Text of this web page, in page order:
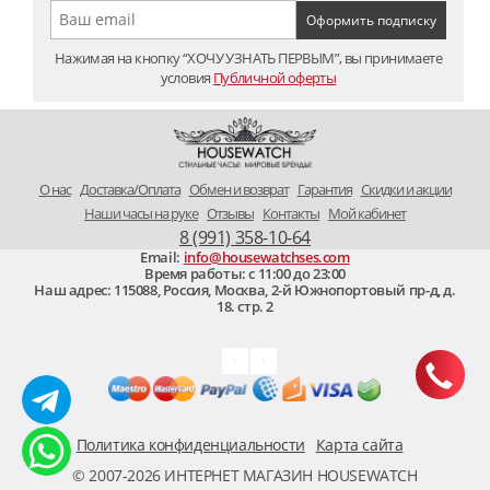
Нажимая на кнопку “ХОЧУ УЗНАТЬ ПЕРВЫМ”, вы принимаете
условия Публичной оферты
O нас Доставка/Оплата Обмен и возврат Гарантия Скидки и акции
Наши часы на руке Отзывы Контакты Мой кабинет
8 (991) 358-10-64
Политика конфиденциальности Карта сайта
Email: info@housewatchses.com
Время работы: c 11:00 до 23:00
Наш адрес: 115088, Россия, Москва 2-й Южнопортовый пр-д, д.
18. стр. 2
© 2007-2026 ИНТЕРНЕТ МАГАЗИН HOUSEWATCH